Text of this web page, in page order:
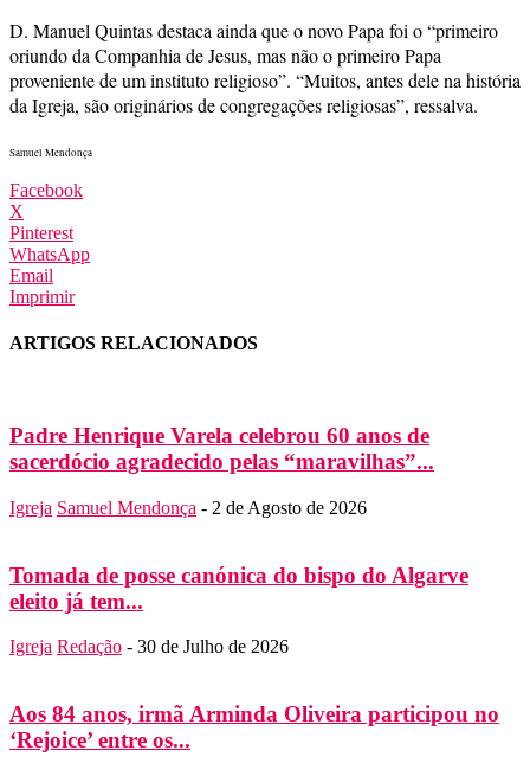
D. Manuel Quintas destaca ainda que o novo Papa foi o “primeiro
oriundo da Companhia de Jesus, mas não o primeiro Papa
proveniente de um instituto religioso”. “Muitos, antes dele na história
da Igreja, são originários de congregações religiosas”, ressalva.
Samuel Mendonça
Facebook
X
Pinterest
WhatsApp
Email
Imprimir
ARTIGOS RELACIONADOS
Padre Henrique Varela celebrou 60 anos de
sacerdócio agradecido pelas “maravilhas”...
Igreja Samuel Mendonça - 2 de Agosto de 2026
Tomada de posse canónica do bispo do Algarve
eleito já tem...
Igreja Redação - 30 de Julho de 2026
Aos 84 anos, irmã Arminda Oliveira participou no
‘Rejoice’ entre os...